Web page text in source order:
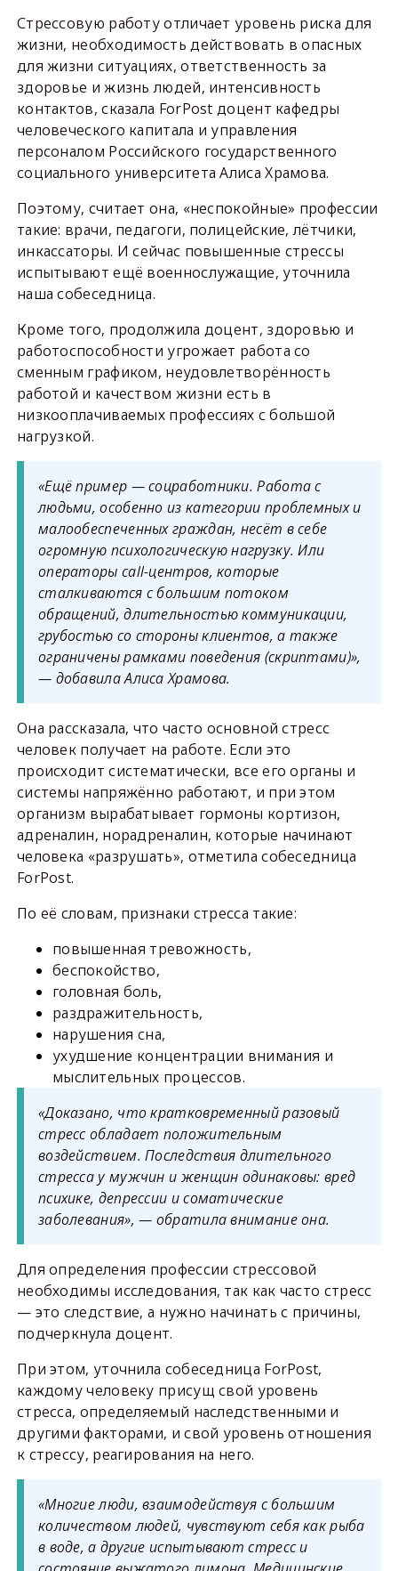
Стрессовую работу отличает уровень риска для
жизни, необходимость действовать в опасных
для жизни ситуациях, ответственность за
здоровье и жизнь людей, интенсивность
контактов, сказала ForPost доцент кафедры
человеческого капитала и управления
персоналом Российского государственного
социального университета Алиса Храмова.
Поэтому, считает она, «неспокойные» профессии
такие: врачи, педагоги, полицейские, лётчики,
инкассаторы. И сейчас повышенные стрессы
испытывают ещё военнослужащие, уточнила
наша собеседница.
Кроме того, продолжила доцент, здоровью и
работоспособности угрожает работа со
сменным графиком, неудовлетворённость
работой и качеством жизни есть в
низкооплачиваемых профессиях с большой
нагрузкой.
«Ещё пример — соцработники. Работа с
людьми, особенно из категории проблемных и
малообеспеченных граждан, несёт в себе
огромную психологическую нагрузку. Или
операторы call-центров, которые
сталкиваются с большим потоком
обращений, длительностью коммуникации,
грубостью со стороны клиентов, а также
ограничены рамками поведения (скриптами)»,
— добавила Алиса Храмова.
Она рассказала, что часто основной стресс
человек получает на работе. Если это
происходит систематически, все его органы и
системы напряжённо работают, и при этом
организм вырабатывает гормоны кортизон,
адреналин, норадреналин, которые начинают
человека «разрушать», отметила собеседница
ForPost.
По её словам, признаки стресса такие:
повышенная тревожность,
беспокойство,
головная боль,
раздражительность,
нарушения сна,
ухудшение концентрации внимания и
мыслительных процессов.
«Доказано, что кратковременный разовый
стресс обладает положительным
воздействием. Последствия длительного
стресса у мужчин и женщин одинаковы: вред
психике, депрессии и соматические
заболевания», — обратила внимание она.
Для определения профессии стрессовой
необходимы исследования, так как часто стресс
— это следствие, а нужно начинать с причины,
подчеркнула доцент.
При этом, уточнила собеседница ForPost,
каждому человеку присущ свой уровень
стресса, определяемый наследственными и
другими факторами, и свой уровень отношения
к стрессу, реагирования на него.
«Многие люди, взаимодействуя с большим
количеством людей, чувствуют себя как рыба
в воде, а другие испытывают стресс и